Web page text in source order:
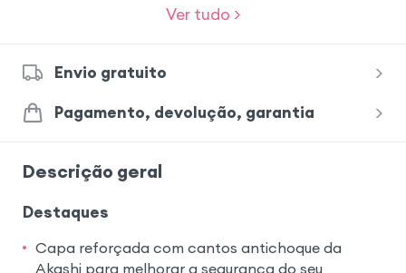
Ver tudo >
Envio gratuito
Pagamento, devolução, garantia
Descrição geral
Destaques
Capa reforçada com cantos antichoque da
Akashi para melhorar a segurança do seu